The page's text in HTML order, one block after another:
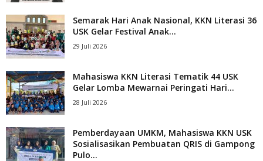
Semarak Hari Anak Nasional, KKN Literasi 36
USK Gelar Festival Anak...
29 Juli 2026
Mahasiswa KKN Literasi Tematik 44 USK
Gelar Lomba Mewarnai Peringati Hari...
28 Juli 2026
Pemberdayaan UMKM, Mahasiswa KKN USK
Sosialisasikan Pembuatan QRIS di Gampong
Pulo...